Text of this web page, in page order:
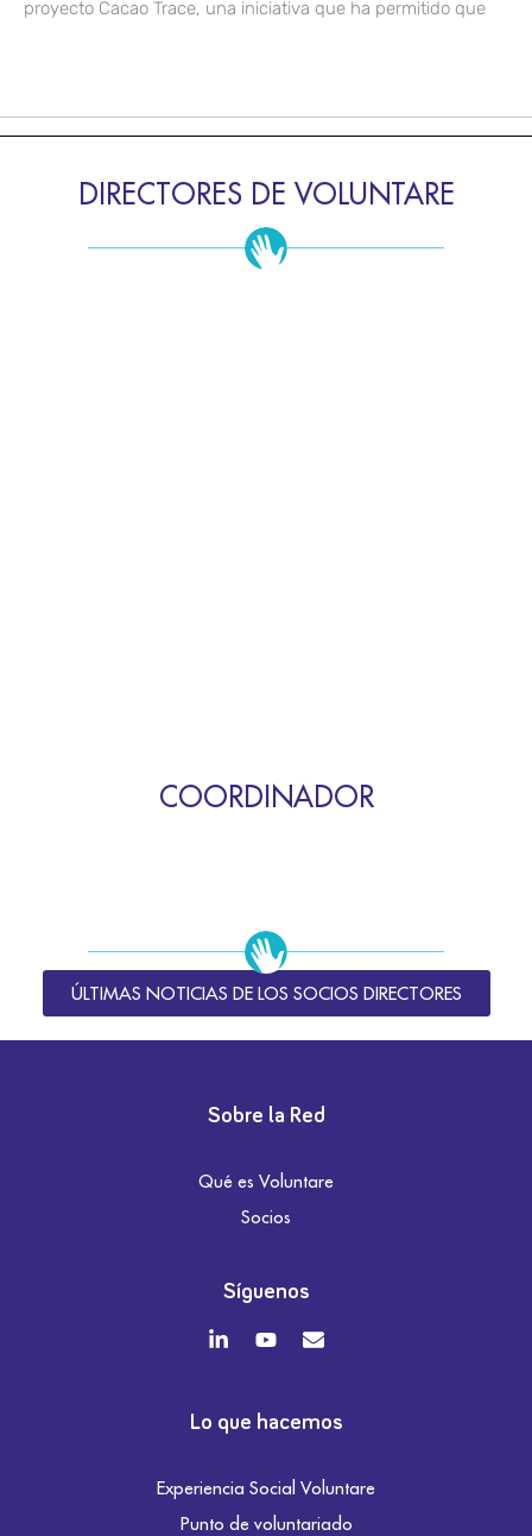
proyecto Cacao Trace, una iniciativa que ha permitido que
DIRECTORES DE VOLUNTARE
COORDINADOR
ÚLTIMAS NOTICIAS DE LOS SOCIOS DIRECTORES
Sobre la Red
Qué es Voluntare
Socios
Síguenos
Lo que hacemos
Experiencia Social Voluntare
Punto de voluntariado